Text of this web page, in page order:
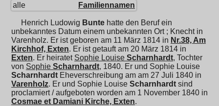
alle Familiennamen
Henrich Ludowig Bunte hatte den Beruf ein
unbekanntes Datum einem unbekannten Ort ; Knecht in
Varenholz. Er ist geboren am 11 März 1814 in Nr.38, Am
Kirchhof, Exten. Er ist getauft am 20 März 1814 in
Exten. Er heiratet Sophie Louise Scharnhardt, Tochter
von Sophie Scharnhardt, 1840. Er und Sophie Louise
Scharnhardt Eheverschreibung am am 27 Juli 1840 in
Varenholz. Er und Sophie Louise Scharnhardt sind
proclamiert / aufgeboten worden am 1 November 1840 in
Cosmae et Damiani Kirche, Exten.